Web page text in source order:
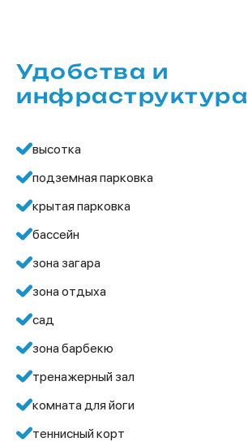
Удобства и
инфраструктура
высотка
подземная парковка
крытая парковка
бассейн
зона загара
зона отдыха
сад
зона барбекю
тренажерный зал
комната для йоги
теннисный корт